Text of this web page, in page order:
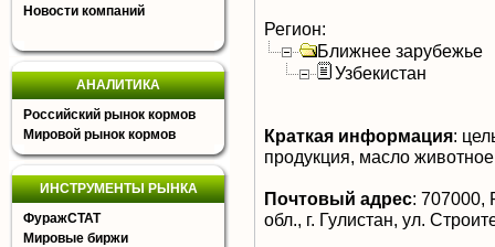
Новости компаний
АНАЛИТИКА
Российский рынок кормов
Мировой рынок кормов
ИНСТРУМЕНТЫ РЫНКА
ФуражСТАТ
Мировые биржи
Регион:
Ближнее зарубежье
Узбекистан
Краткая информация:
продукция, масло
Почтовый адрес: 707000,
обл., г. Гулистан, ул.